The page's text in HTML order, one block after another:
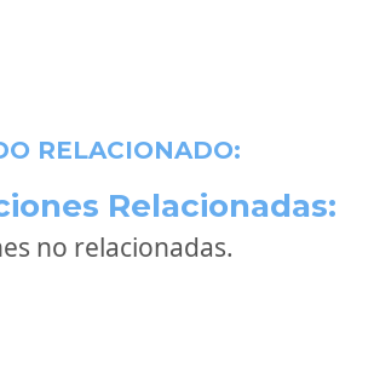
RELACIONADO:
Relacionadas:
no relacionadas.